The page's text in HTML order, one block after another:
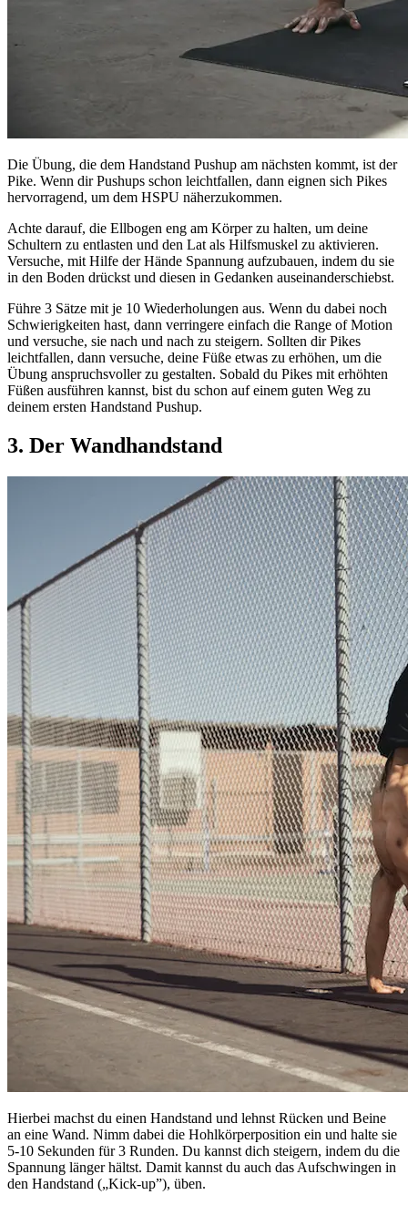
Die Übung, die dem Handstand Pushup am nächsten kommt, ist der
Pike. Wenn dir Pushups schon leichtfallen, dann eignen sich Pikes
hervorragend, um dem HSPU näherzukommen.
Achte darauf, die Ellbogen eng am Körper zu halten, um deine
Schultern zu entlasten und den Lat als Hilfsmuskel zu aktivieren.
Versuche, mit Hilfe der Hände Spannung aufzubauen, indem du sie
in den Boden drückst und diesen in Gedanken auseinanderschiebst.
Führe 3 Sätze mit je 10 Wiederholungen aus. Wenn du dabei noch
Schwierigkeiten hast, dann verringere einfach die Range of Motion
und versuche, sie nach und nach zu steigern. Sollten dir Pikes
leichtfallen, dann versuche, deine Füße etwas zu erhöhen, um die
Übung anspruchsvoller zu gestalten. Sobald du Pikes mit erhöhten
Füßen ausführen kannst, bist du schon auf einem guten Weg zu
deinem ersten Handstand Pushup.
3. Der Wandhandstand
Hierbei machst du einen Handstand und lehnst Rücken und Beine
an eine Wand. Nimm dabei die Hohlkörperposition ein und halte sie
5-10 Sekunden für 3 Runden. Du kannst dich steigern, indem du die
Spannung länger hältst. Damit kannst du auch das Aufschwingen in
den Handstand („Kick-up”), üben.